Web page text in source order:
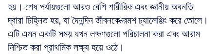
হয়। শেষ পর্যায়গুলো আরও বেশি শারীরিক এবং জ্ঞানীয় অবনতি
দ্বারা চিহ্নিত হয়, যা দৈনন্দিন জীবনকে ক্রমশ চ্যালেঞ্জিং করে তোলে।
এটি এমন একটি সময় যখন লক্ষণগুলো পরিচালনা করা এবং আরাম
নিশ্চিত করা প্রাথমিক লক্ষ্য হয়ে ওঠে।